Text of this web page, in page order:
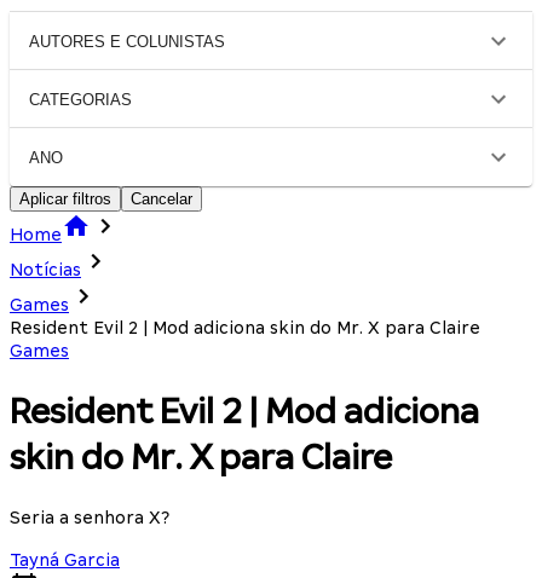
AUTORES E COLUNISTAS
CATEGORIAS
ANO
Aplicar filtros Cancelar
Home
Notícias
Games
Resident Evil 2 | Mod adiciona skin do Mr. X para Claire
Games
Resident Evil 2 | Mod adiciona
skin do Mr. X para Claire
Seria a senhora X?
Tayná Garcia